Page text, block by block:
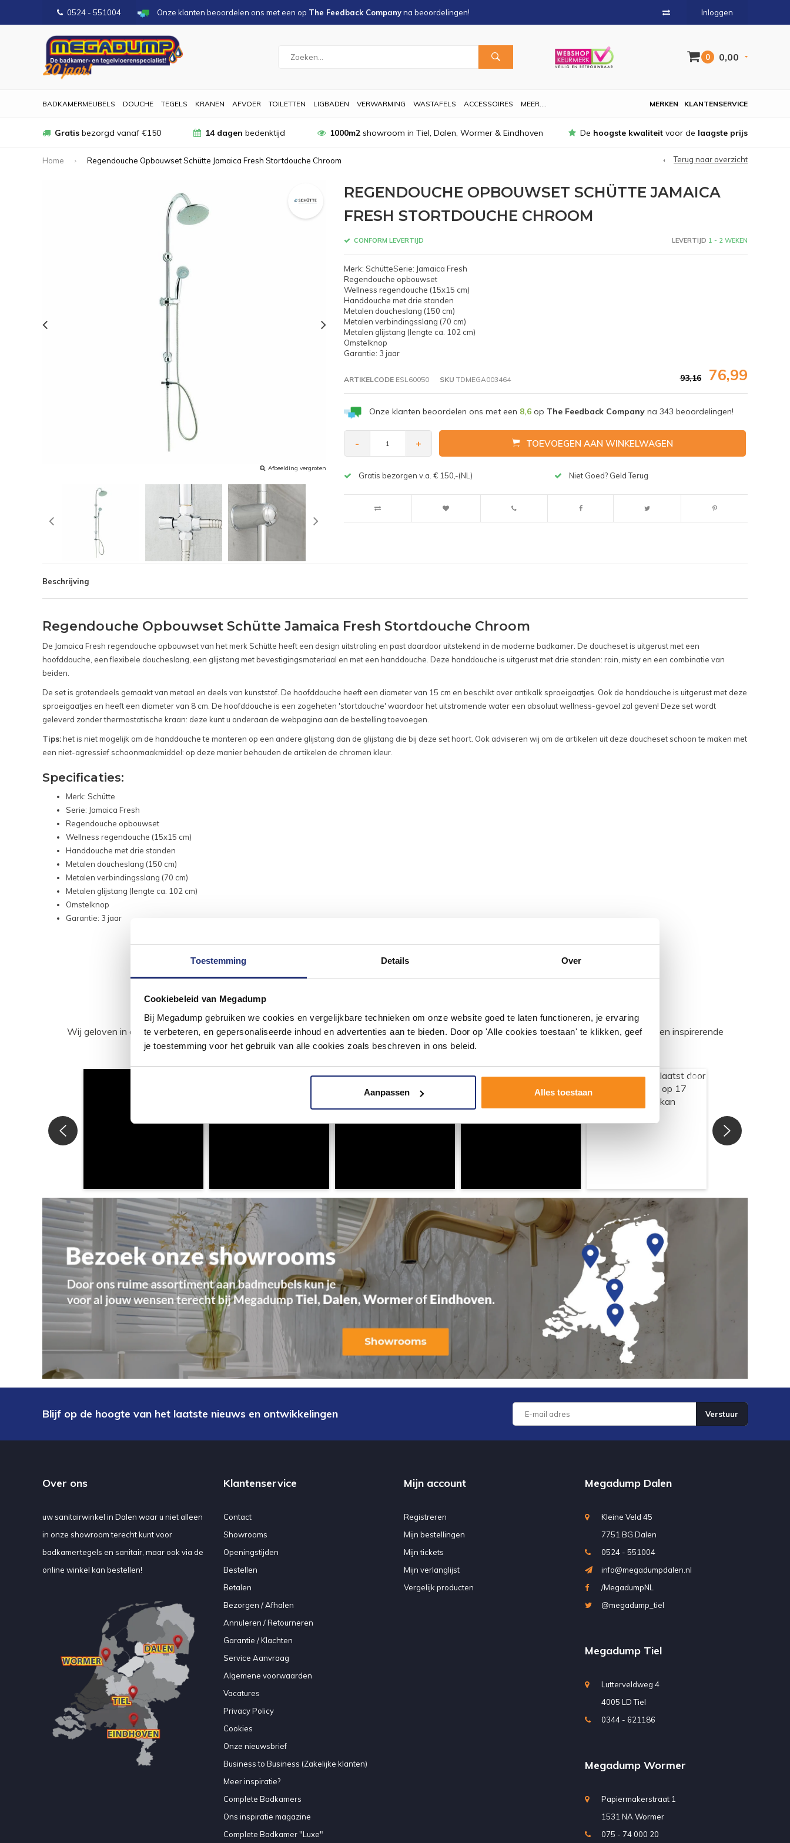
Toestemming Details Over
Cookiebeleid van Megadump
Bij Megadump gebruiken we cookies en vergelijkbare technieken om onze website goed te laten functioneren, je ervaring
te verbeteren, en gepersonaliseerde inhoud en advertenties aan te bieden. Door op 'Alle cookies toestaan' te klikken, geef
je toestemming voor het gebruik van alle cookies zoals beschreven in ons beleid.
Aanpassen Alles toestaan
0524 - 551004 Onze klanten beoordelen ons met een op The Feedback Companyna beoordelingen! Inloggen
0 0,00
BADKAMERMEUBELS DOUCHE TEGELS KRANEN AFVOER TOILETTEN LIGBADEN VERWARMING WASTAFELS ACCESSOIRES MEER.... KLANTENSERVICE
MERKEN
Gratis bezorgd vanaf €150 14 dagen bedenktijd 1000m2showroom in Tiel, Dalen, Wormer & Eindhoven De hoogste kwaliteit voor de laagste prijs
Home Regendouche Opbouwset Schütte Jamaica Fresh Stortdouche Chroom Terug naar overzicht
Afbeelding vergroten
REGENDOUCHE OPBOUWSET SCHÜTTE JAMAICA
FRESH STORTDOUCHE CHROOM
CONFORM LEVERTIJD LEVERTIJD 1 - 2 WEKEN
Merk: SchütteSerie: Jamaica Fresh
Regendouche opbouwset
Wellness regendouche (15x15 cm)
Handdouche met drie standen
Metalen doucheslang (150 cm)
Metalen verbindingsslang (70 cm)
Metalen glijstang (lengte ca. 102 cm)
Omstelknop
Garantie: 3 jaar
ARTIKELCODEESL60050 SKU TDMEGA003464 93,16 76,99
Onze klanten beoordelen ons met een 8,6op The Feedback Companyna 343 beoordelingen!
- + TOEVOEGEN AAN WINKELWAGEN
Gratis bezorgen v.a. € 150,-(NL) Niet Goed? Geld Terug
Beschrijving
Regendouche Opbouwset Schütte Jamaica Fresh Stortdouche Chroom
De Jamaica Fresh regendouche opbouwset van het merk Schütte heeft een design uitstraling en past daardoor uitstekend in de moderne badkamer. De doucheset is uitgerust met een
hoofddouche, een flexibele doucheslang, een glijstang met bevestigingsmateriaal en met een handdouche. Deze handdouche is uitgerust met drie standen: rain, misty en een combinatie van
beiden.
De set is grotendeels gemaakt van metaal en deels van kunststof. De hoofddouche heeft een diameter van 15 cm en beschikt over antikalk sproeigaatjes. Ook de handdouche is uitgerust met deze
sproeigaatjes en heeft een diameter van 8 cm. De hoofddouche is een zogeheten 'stortdouche' waardoor het uitstromende water een absoluut wellness-gevoel zal geven! Deze set wordt
geleverd zonder thermostatische kraan: deze kunt u onderaan de webpagina aan de bestelling toevoegen.
Tips:het is niet mogelijk om de handdouche te monteren op een andere glijstang dan de glijstang die bij deze set hoort. Ook adviseren wij om de artikelen uit deze doucheset schoon te maken met
een niet-agressief schoonmaakmiddel: op deze manier behouden de artikelen de chromen kleur.
Specificaties:
Merk: Schütte
Serie: Jamaica Fresh
Regendouche opbouwset
Wellness regendouche (15x15 cm)
Handdouche met drie standen
Metalen doucheslang (150 cm)
Metalen verbindingsslang (70 cm)
Metalen glijstang (lengte ca. 102 cm)
Omstelknop
Garantie: 3 jaar
#mijndroombadkamer
Wij geloven in de kracht van delen. Deel jouw badkamer op Instagram met #mijndroombadkamer en tag @megadumpnl. Samen bouwen we een inspirerende
omgeving vol met unieke badkamerstijlen. Doe je mee?
Blijf op de hoogte van het laatste nieuws en ontwikkelingen Verstuur
Over ons
uw sanitairwinkel in Dalen waar u niet alleen
in onze showroom terecht kunt voor
badkamertegels en sanitair, maar ook via de
online winkel kan bestellen!
Klantenservice
Contact
Showrooms
Openingstijden
Bestellen
Betalen
Bezorgen / Afhalen
Annuleren / Retourneren
Garantie / Klachten
Service Aanvraag
Algemene voorwaarden
Vacatures
Privacy Policy
Cookies
Onze nieuwsbrief
Business to Business (Zakelijke klanten)
Meer inspiratie?
Complete Badkamers
Ons inspiratie magazine
Complete Badkamer "Luxe"
Mijn account
Registreren
Mijn bestellingen
Mijn tickets
Mijn verlanglijst
Vergelijk producten
Megadump Dalen
Kleine Veld 45
7751 BG Dalen
0524 - 551004
info@megadumpdalen.nl
/MegadumpNL
@megadump_tiel
Megadump Tiel
Lutterveldweg 4
4005 LD Tiel
0344 - 621186
Megadump Wormer
Papiermakerstraat 1
1531 NA Wormer
075 - 74 000 20